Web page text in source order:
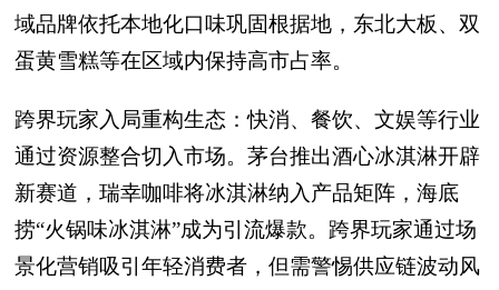
域品牌依托本地化口味巩固根据地，东北大板、双
蛋黄雪糕等在区域内保持高市占率。
跨界玩家入局重构生态：快消、餐饮、文娱等行业
通过资源整合切入市场。茅台推出酒心冰淇淋开辟
新赛道，瑞幸咖啡将冰淇淋纳入产品矩阵，海底
捞“火锅味冰淇淋”成为引流爆款。跨界玩家通过场
景化营销吸引年轻消费者，但需警惕供应链波动风